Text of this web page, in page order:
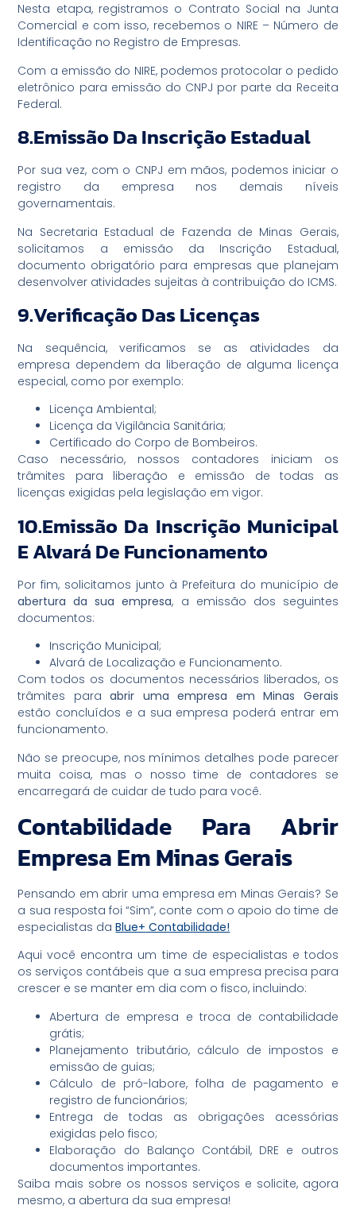
Nesta etapa, registramos o Contrato Social na Junta
Comercial e com isso, recebemos o NIRE – Número de
Identificação no Registro de Empresas.
Com a emissão do NIRE, podemos protocolar o pedido
eletrônico para emissão do CNPJ por parte da Receita
Federal.
8.Emissão Da Inscrição Estadual
Por sua vez, com o CNPJ em mãos, podemos iniciar o
registro da empresa nos demais níveis
governamentais.
Na Secretaria Estadual de Fazenda de Minas Gerais,
solicitamos a emissão da Inscrição Estadual,
documento obrigatório para empresas que planejam
desenvolver atividades sujeitas à contribuição do ICMS.
9.Verificação Das Licenças
Na sequência, verificamos se as atividades da
empresa dependem da liberação de alguma licença
especial, como por exemplo:
Licença Ambiental;
Licença da Vigilância Sanitária;
Certificado do Corpo de Bombeiros.
Caso necessário, nossos contadores iniciam os
trâmites para liberação e emissão de todas as
licenças exigidas pela legislação em vigor.
10.Emissão Da Inscrição Municipal
E Alvará De Funcionamento
Por fim, solicitamos junto à Prefeitura do município de
abertura da sua empresa, a emissão dos seguintes
documentos:
Inscrição Municipal;
Alvará de Localização e Funcionamento.
Com todos os documentos necessários liberados, os
trâmites paraabrir uma empresa em Minas Gerais
estão concluídos e a sua empresa poderá entrar em
funcionamento.
Não se preocupe, nos mínimos detalhes pode parecer
muita coisa, mas o nosso time de contadores se
encarregará de cuidar de tudo para você.
Contabilidade Para Abrir
Empresa Em Minas Gerais
Pensando em abrir uma empresa em Minas Gerais? Se
a sua resposta foi “Sim”, conte com o apoio do time de
especialistas daBlue+ Contabilidade!
Aqui você encontra um time de especialistas e todos
os serviços contábeis que a sua empresa precisa para
crescer e se manter em dia com o fisco, incluindo:
Abertura de empresa e troca de contabilidade
grátis;
Planejamento tributário, cálculo de impostos e
emissão de guias;
Cálculo de pró-labore, folha de pagamento e
registro de funcionários;
Entrega de todas as obrigações acessórias
exigidas pelo fisco;
Elaboração do Balanço Contábil, DRE e outros
documentos importantes.
Saiba mais sobre os nossos serviços e solicite, agora
mesmo, a abertura da sua empresa!